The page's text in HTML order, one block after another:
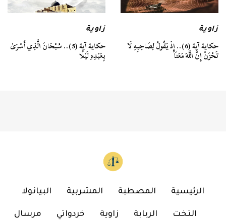
زاوية
حكاية آية (6).. إِذْ يَقُولُ لِصَاحِبِهِ لَا
تَحْزَنْ إِنَّ اللَّهَ مَعَنَا
زاوية
حكاية آية (5).. سُبْحَانَ الَّذِي أَسْرَىٰ
بِعَبْدِهِ لَيْلًا
الرئيسية المصطبة المشربية البيانولا
التخت الربابة زاوية خردواتي مرسال